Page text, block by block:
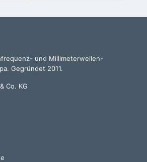
und Millimeterwellen-
Gegründet 2011.
Co. KG